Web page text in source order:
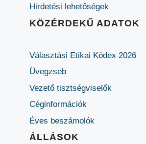
Hirdetési lehetőségek
KÖZÉRDEKŰ ADATOK
Választási Etikai Kódex 2026
Üvegzseb
Vezető tisztségviselők
Céginformációk
Éves beszámolók
ÁLLÁSOK